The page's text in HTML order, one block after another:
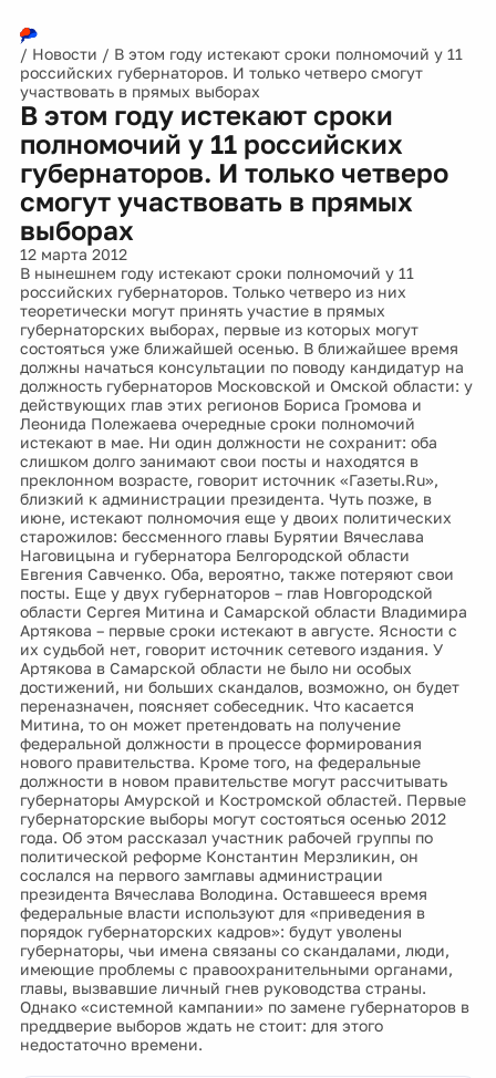
/ Новости / В этом году истекают сроки полномочий у 11
российских губернаторов. И только четверо смогут
участвовать в прямых выборах
В этом году истекают сроки
полномочий у 11 российских
губернаторов. И только четверо
смогут участвовать в прямых
выборах
12 марта 2012
В нынешнем году истекают сроки полномочий у 11
российских губернаторов. Только четверо из них
теоретически могут принять участие в прямых
губернаторских выборах, первые из которых могут
состояться уже ближайшей осенью. В ближайшее время
должны начаться консультации по поводу кандидатур на
должность губернаторов Московской и Омской области: у
действующих глав этих регионов Бориса Громова и
Леонида Полежаева очередные сроки полномочий
истекают в мае. Ни один должности не сохранит: оба
слишком долго занимают свои посты и находятся в
преклонном возрасте, говорит источник «Газеты.Ru»,
близкий к администрации президента. Чуть позже, в
июне, истекают полномочия еще у двоих политических
старожилов: бессменного главы Бурятии Вячеслава
Наговицына и губернатора Белгородской области
Евгения Савченко. Оба, вероятно, также потеряют свои
посты. Еще у двух губернаторов – глав Новгородской
области Сергея Митина и Самарской области Владимира
Артякова – первые сроки истекают в августе. Ясности с
их судьбой нет, говорит источник сетевого издания. У
Артякова в Самарской области не было ни особых
достижений, ни больших скандалов, возможно, он будет
переназначен, поясняет собеседник. Что касается
Митина, то он может претендовать на получение
федеральной должности в процессе формирования
нового правительства. Кроме того, на федеральные
должности в новом правительстве могут рассчитывать
губернаторы Амурской и Костромской областей. Первые
губернаторские выборы могут состояться осенью 2012
года. Об этом рассказал участник рабочей группы по
политической реформе Константин Мерзликин, он
сослался на первого замглавы администрации
президента Вячеслава Володина. Оставшееся время
федеральные власти используют для «приведения в
порядок губернаторских кадров»: будут уволены
губернаторы, чьи имена связаны со скандалами, люди,
имеющие проблемы с правоохранительными органами,
главы, вызвавшие личный гнев руководства страны.
Однако «системной кампании» по замене губернаторов в
преддверие выборов ждать не стоит: для этого
недостаточно времени.